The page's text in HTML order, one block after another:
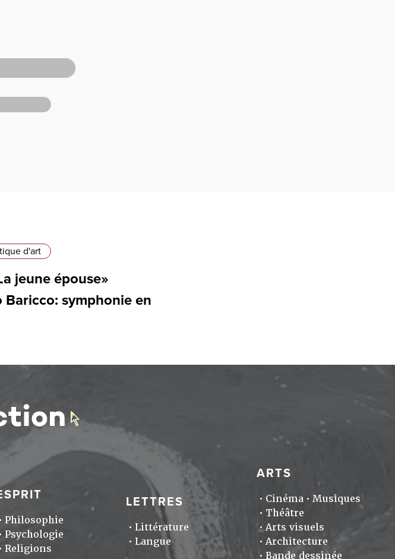
d'art
jeune épouse»
Baricco: symphonie en
Philosophie
Psychologie
Religions
LETTRES
Littérature
Langue
ARTS
Cinéma
Musiques
Théâtre
Arts visuels
Architecture
Bande dessinée